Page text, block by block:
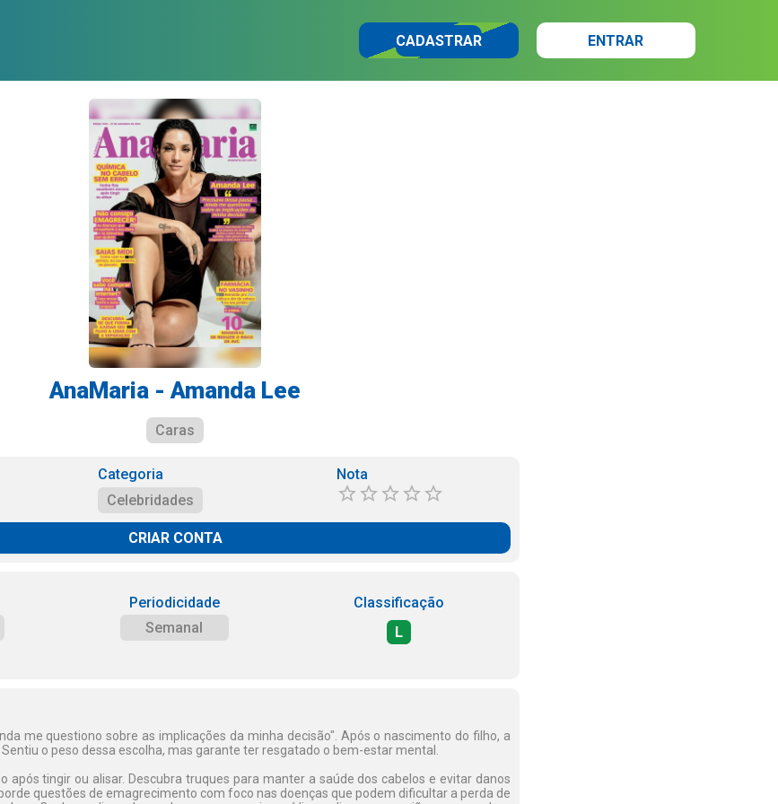
CADASTRAR ENTRAR
AnaMaria - Amanda Lee
Caras
Categoria
Celebridades
Nota
CRIAR CONTA
Periodicidade
Semanal
Classificação
L
me questiono sobre as implicações da minha decisão". Após o nascimento do filho, a
o peso dessa escolha, mas garante ter resgatado o bem-estar mental.
após tingir ou alisar. Descubra truques para manter a saúde dos cabelos e evitar danos
questões de emagrecimento com foco nas doenças que podem dificultar a perda de